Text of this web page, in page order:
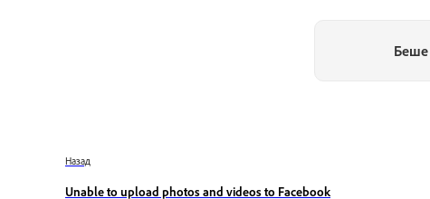
Беше
Назад
Unable to upload photos and videos to Facebook